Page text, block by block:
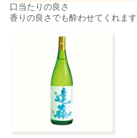
口当たりの良さ
香りの良さでも酔わせてくれます